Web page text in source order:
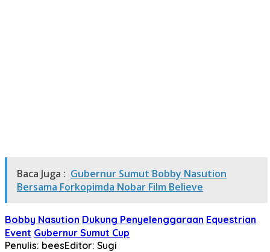
Baca Juga : Gubernur Sumut Bobby Nasution
Bersama Forkopimda Nobar Film Believe
Bobby Nasution Dukung Penyelenggaraan Equestrian
Event Gubernur Sumut Cup
Penulis: beesEditor: Sugi